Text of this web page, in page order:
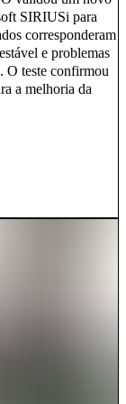
SIRIUSi para
corresponderam
e problemas
O teste confirmou
a melhoria da